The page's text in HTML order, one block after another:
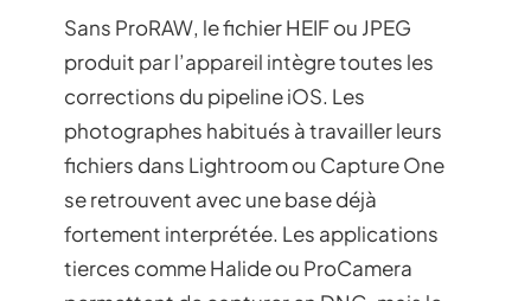
Sans ProRAW, le fichier HEIF ou JPEG
produit par l’appareil intègre toutes les
corrections du pipeline iOS. Les
photographes habitués à travailler leurs
fichiers dans Lightroom ou Capture One
se retrouvent avec une base déjà
fortement interprétée. Les applications
tierces comme Halide ou ProCamera